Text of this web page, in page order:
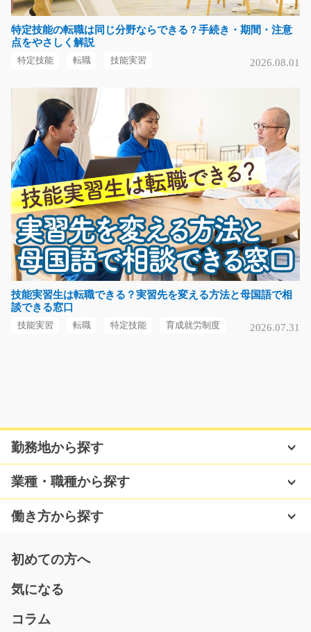
(長期で高時給)製品の製造補助/y04_00159
していただきます♪部…
長期（3ヶ月以上）
時給1200円～
栃木県宇都宮市
気になる
携帯ショップでの接客・案内/y01_01973
携帯ショップでのスマートフォンやタブレットの受付・
ご案内・販売サポー…
長期（3ヶ月以上）
時給1300～1400円
愛知県一宮市
<<8割の方が未経験からスタート☆>> 出荷前のゴム製品
を梱包していく軽作業…
長期（3ヶ月以上）
時給1100円
福岡県飯塚市
倉庫内でのデジタルピッキングのお仕事/i02_0052
特定技能の転職は同じ分野ならできる？手続き・期間・注意
点をやさしく解説
特定技能 転職 技能実習 2026.08.01
技能実習生は転職できる？実習先を変える方法と母国語で相
談できる窓口
技能実習 転職 特定技能 育成就労制度 2026.07.31
勤務地から探す
業種・職種から探す
働き方から探す
初めての方へ
気になる
コラム